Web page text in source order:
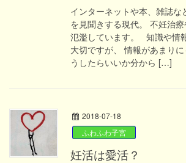
インターネットや本、雑誌な
を見聞きする現代。 不妊治
氾濫しています。 知識や情
大切ですが、 情報があまり
うしたらいいか分から […]
2018-07-18
ふわふわ子宮
妊活は愛活？